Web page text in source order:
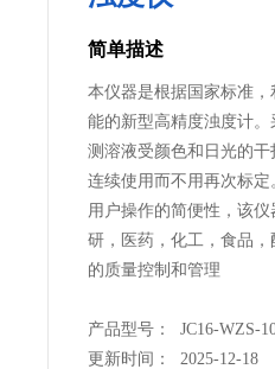
简单描述
本仪器是根据国家标准
能的新型高精度浊度计
测溶液受颜色和日光的
连续使用而不用再次标
用户操作的简便性，该
研，医药，化工，食品
的质量控制和管理
产品型号： JC16-WZS-
更新时间： 2025-12-18